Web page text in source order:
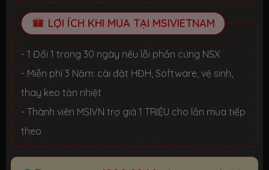
LỢI ÍCH KHI MUA TẠI MSIVIETNAM
- 1 Đổi 1 trong 30 ngày nếu lỗi phần cứng NSX
- Miễn phí 3 Năm: cài đặt HĐH, Software, vệ sinh,
thay keo tản nhiệt
- Thành viên MSIVN trợ giá 1 TRIỆU cho lần mua tiếp
theo